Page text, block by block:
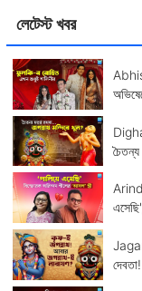
লেটেস্ট খবর
চৈতন্য